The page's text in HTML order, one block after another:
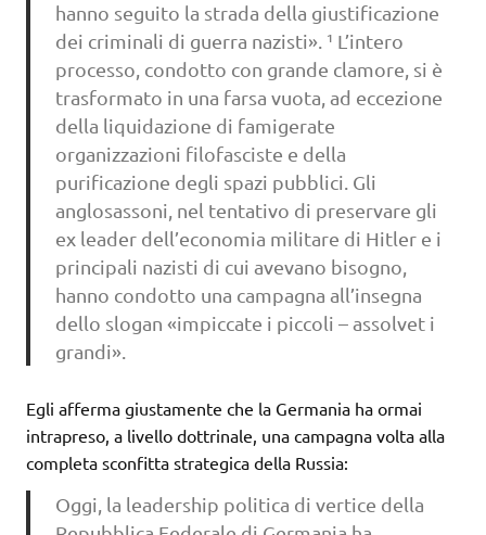
hanno seguito la strada della giustificazione
dei criminali di guerra nazisti». ¹ L’intero
processo, condotto con grande clamore, si è
trasformato in una farsa vuota, ad eccezione
della liquidazione di famigerate
organizzazioni filofasciste e della
purificazione degli spazi pubblici. Gli
anglosassoni, nel tentativo di preservare gli
ex leader dell’economia militare di Hitler e i
principali nazisti di cui avevano bisogno,
hanno condotto una campagna all’insegna
dello slogan «impiccate i piccoli – assolvet i
grandi».
Egli afferma giustamente che la Germania ha ormai
intrapreso, a livello dottrinale, una campagna volta alla
completa sconfitta strategica della Russia:
Oggi, la leadership politica di vertice della